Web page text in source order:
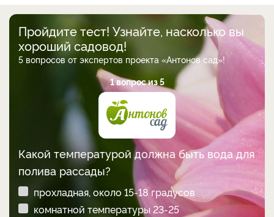
Пройдите тест! Узнайте, насколько вы
хороший садовод!
5 вопросов от экспертов проекта «Антонов сад»!
1 вопрос из 5
Какой температурой должна быть вода для
полива рассады?
прохладная, около 15-18 градусов
комнатной температуры 23-25